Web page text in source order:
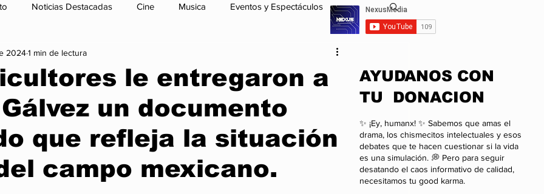
Noticias Destacadas Cine Musica Eventos y Espectáculos
Vida Sana
Nexus Noticia Internacional Nexus Noticia Nacional
Historia
le entregaron a
un documento
que refleja la situación
campo mexicano.
20241 min de lectura
​AYUDANOS CON
TU DONACION
✨ ¡Ey, humanx! ✨ Sabemos que amas el
drama, los chismecitos intelectuales y esos
debates que te hacen cuestionar si la vida
es una simulación. 💭 Pero para seguir
desatando el caos informativo de calidad,
necesitamos tu good karma.